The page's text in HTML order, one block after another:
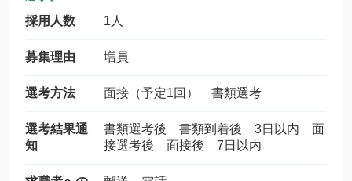
採用人数 1人
募集理由 増員
選考方法 面接（予定1回） 書類選考
選考結果通
知
書類選考後 書類到着後 3日以内 面
接選考後 面接後 7日以内